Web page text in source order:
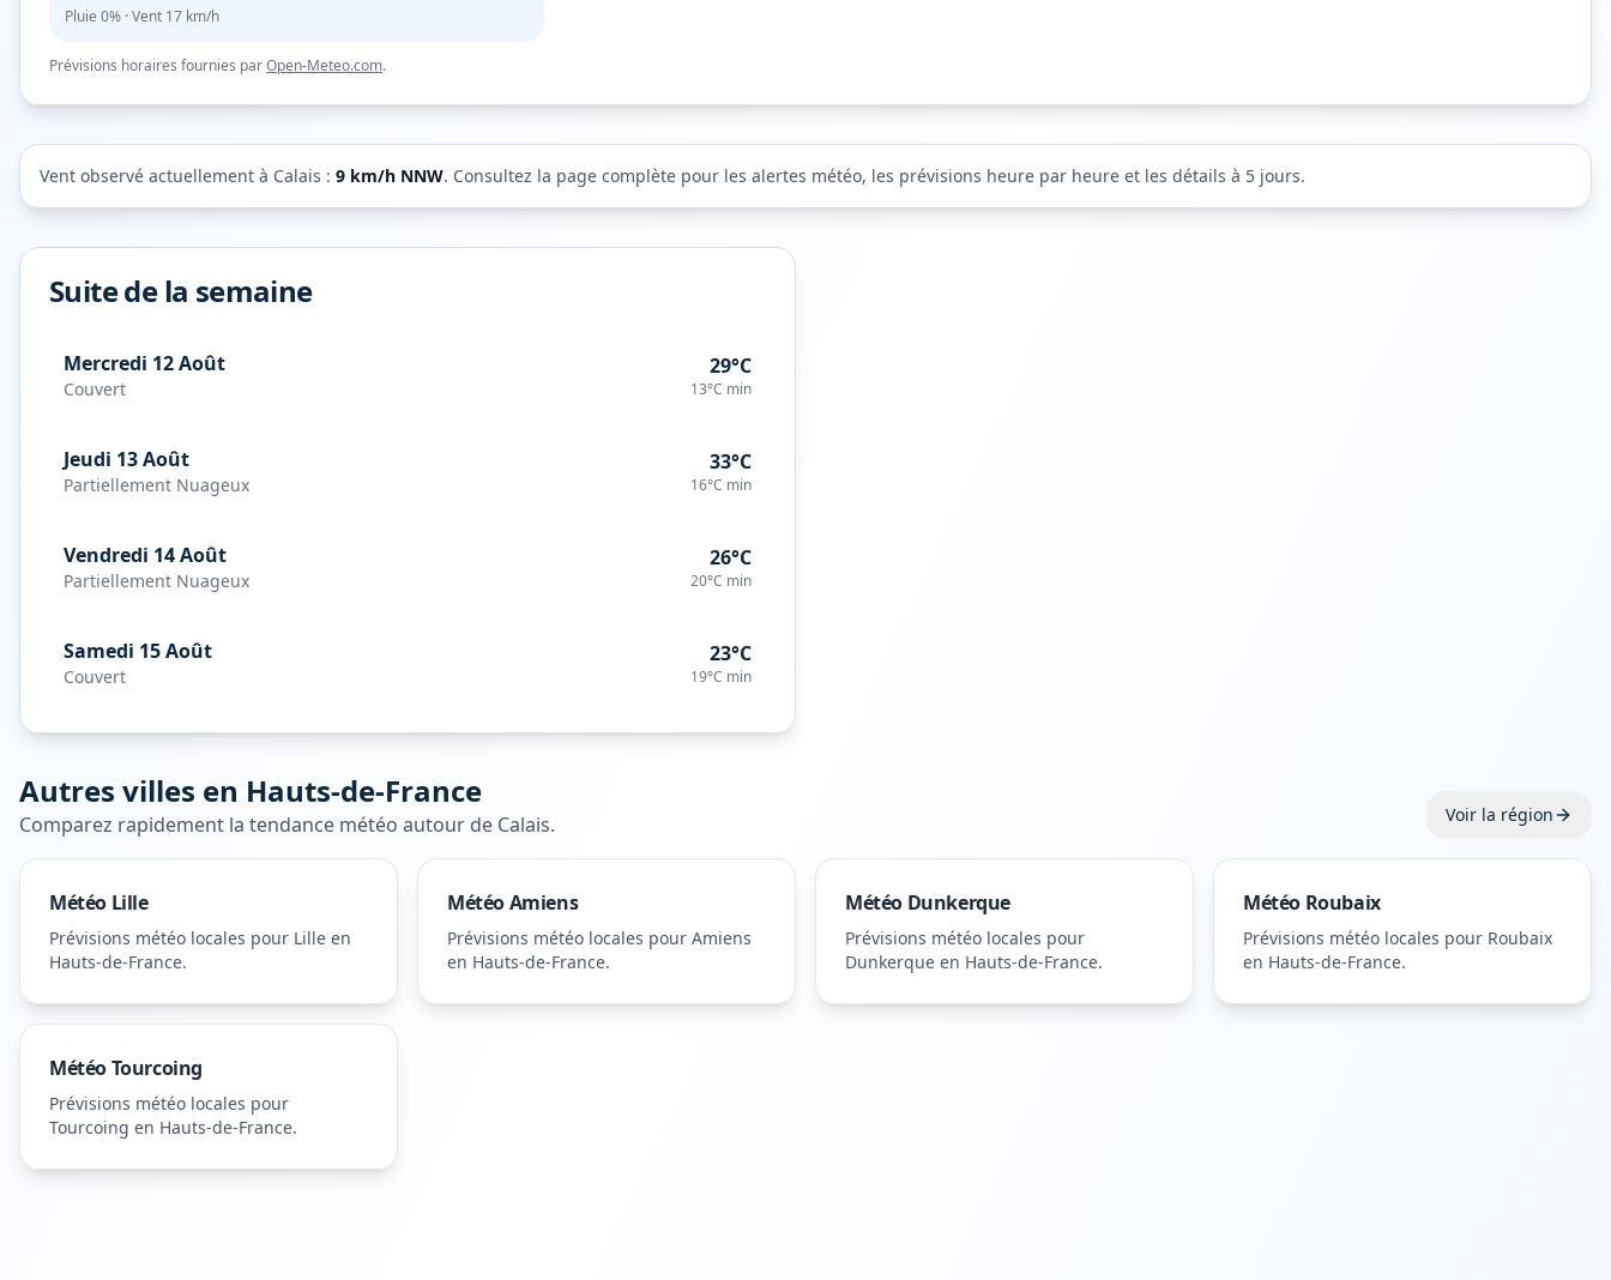
Pluie 0% · Vent 17 km/h
Prévisions horaires fournies parOpen-Meteo.com.
Vent observé actuellement à Calais : 9 km/h NNW. Consultez la page complète pour les alertes météo, les prévisions heure par heure et les détails à 5 jours.
Suite de la semaine
Mercredi 12 Août
Couvert
29°C
13°C min
Jeudi 13 Août
Partiellement Nuageux
33°C
16°C min
Vendredi 14 Août
Partiellement Nuageux
26°C
20°C min
Samedi 15 Août
Couvert
23°C
19°C min
Autres villes en Hauts-de-France
Comparez rapidement la tendance météo autour de Calais. Voir la région
Météo Lille
Prévisions météo locales pour Lille en
Hauts-de-France.
MétéoAmiens
Prévisions météo locales pour Amiens
en Hauts-de-France.
Météo Dunkerque
Prévisions météo locales pour
Dunkerque en Hauts-de-France.
Météo Roubaix
Prévisions météo locales pour Roubaix
en Hauts-de-France.
MétéoTourcoing
Prévisions météo locales pour
Tourcoing en Hauts-de-France.